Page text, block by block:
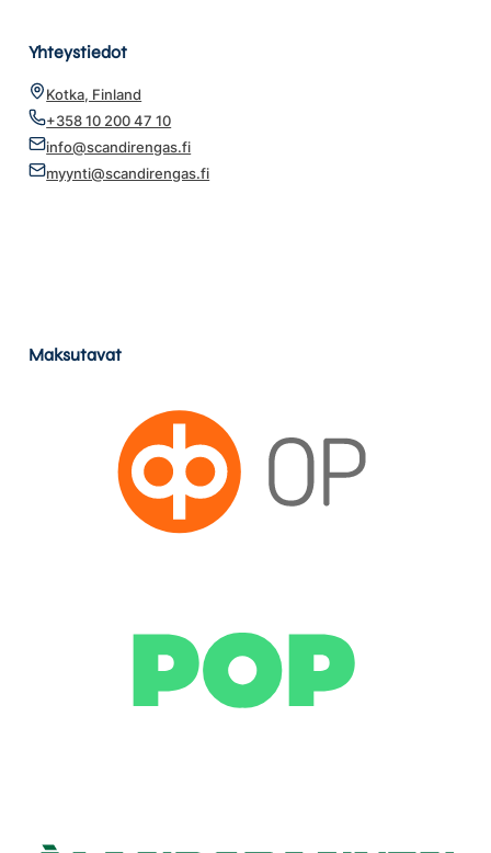
Yhteystiedot
Kotka, Finland
+358 10 200 47 10
info@scandirengas.fi
myynti@scandirengas.fi
Maksutavat